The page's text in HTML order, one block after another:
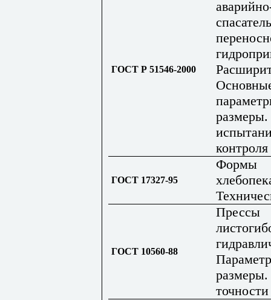
ГОСТ Р 51546-2000
контроля
ГОСТ 17327-95
Формы
ГОСТ 10560-88
Прессы
точности